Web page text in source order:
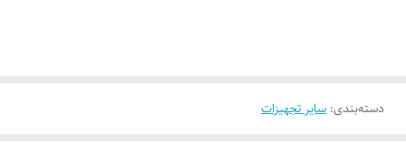
دسته‌بندی: سایر تجهیزات